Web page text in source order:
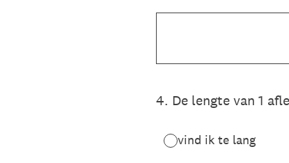
4. De lengte van 1
vind ik te lang